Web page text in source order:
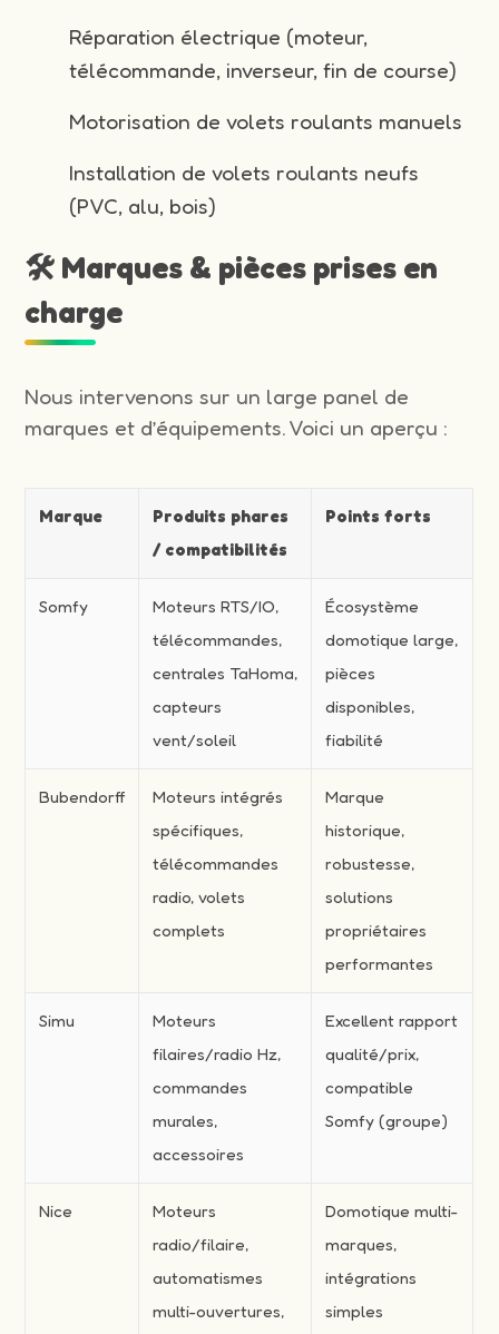
Réparation électrique (moteur,
télécommande, inverseur, fin de course)
Motorisation de volets roulants manuels
Installation de volets roulants neufs
(PVC, alu, bois)
🛠️ Marques & pièces prises en
charge
Nous intervenons sur un large panel de
marques et d’équipements. Voici un aperçu :
Marque
Produits phares
/ compatibilités
Points forts
Somfy
Moteurs RTS/IO,
télécommandes,
centrales TaHoma,
capteurs
vent/soleil
Écosystème
domotique large,
pièces
disponibles,
fiabilité
Bubendorff
Moteurs intégrés
spécifiques,
télécommandes
radio, volets
complets
Marque
historique,
robustesse,
solutions
propriétaires
performantes
Simu
Moteurs
filaires/radio Hz,
commandes
murales,
accessoires
Excellent rapport
qualité/prix,
compatible
Somfy (groupe)
Nice
Moteurs
radio/filaire,
automatismes
multi-ouvertures,
Domotique multi-
marques,
intégrations
simples